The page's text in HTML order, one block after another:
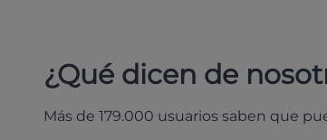
¿Qué dicen de
Más de 179.000 usuarios saben que